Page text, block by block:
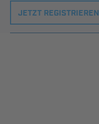
JETZT REGISTRIEREN